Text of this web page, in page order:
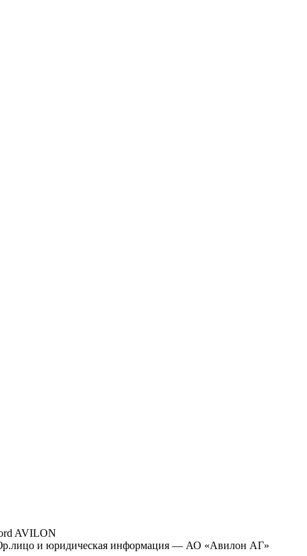
AVILON
и юридическая информация — АО «Авилон АГ»